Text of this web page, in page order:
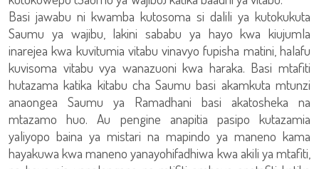
Basi jawabu ni kwamba kutosoma si dalili ya kutokukuta
Saumu ya wajibu, lakini sababu ya hayo kwa kiujumla
inarejea kwa kuvitumia vitabu vinavyo fupisha matini, halafu
kuvisoma vitabu vya wanazuoni kwa haraka. Basi mtafiti
hutazama katika kitabu cha Saumu basi akamkuta mtunzi
anaongea Saumu ya Ramadhani basi akatosheka na
mtazamo huo. Au pengine anapitia pasipo kutazamia
yaliyopo baina ya mistari na mapindo ya maneno kama
hayakuwa kwa maneno yanayohifadhiwa kwa akili ya mtafiti,